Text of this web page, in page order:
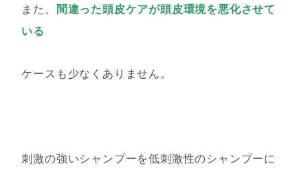
また 、 間違った頭皮ケアが頭皮環境を悪化させて
いる
ケースも少なくありません。
刺激の強いシャンプーを低刺激性のシャンプーに